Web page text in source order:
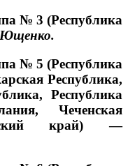
№ 3 (Республика
Ющенко.
№ 5 (Республика
Республика,
Республика
Чеченская
край) —